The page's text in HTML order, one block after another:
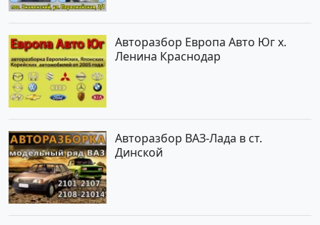
Авторазбор Европа Авто Юг х.
Ленина Краснодар
Авторазбор ВАЗ-Лада в ст.
Динской